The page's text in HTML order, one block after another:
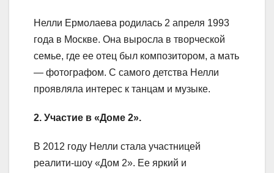
Нелли Ермолаева родилась 2 апреля 1993
года в Москве. Она выросла в творческой
семье, где ее отец был композитором, а мать
— фотографом. С самого детства Нелли
проявляла интерес к танцам и музыке.
2. Участие в «Доме 2».
В 2012 году Нелли стала участницей
реалити-шоу «Дом 2». Ее яркий и